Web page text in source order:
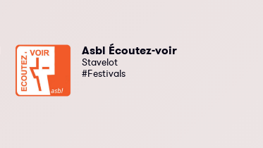
Asbl Écoutez-voir
Stavelot
#Festivals